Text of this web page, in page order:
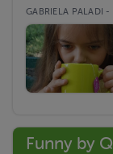
GABRIELA PALADI
Funny by